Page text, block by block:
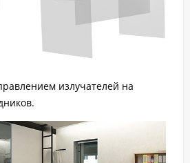
излучателей на